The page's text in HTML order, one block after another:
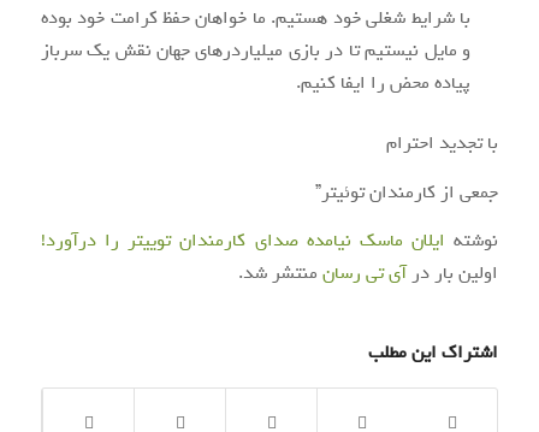
با شرایط شغلی خود هستیم. ما خواهان حفظ کرامت خود بوده
و مایل نیستیم تا در بازی میلیاردرهای جهان نقش یک سرباز
پیاده محض را ایفا کنیم.
با تجدید احترام
جمعی از کارمندان توئیتر”
نوشته ایلان ماسک نیامده صدای کارمندان توییتر را درآورد!
اولین بار درآی‌ تی‌ رسانمنتشر شد.
اشتراک این مطلب